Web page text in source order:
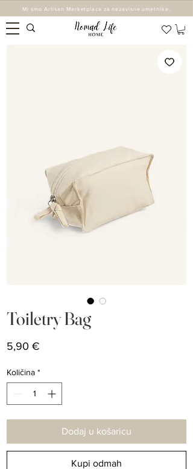
Mi smo Artisan Marketplace za nezavisne umetnike.
Toiletry Bag
5,90 €
Količina *
Dodaj u košaricu
Kupi odmah